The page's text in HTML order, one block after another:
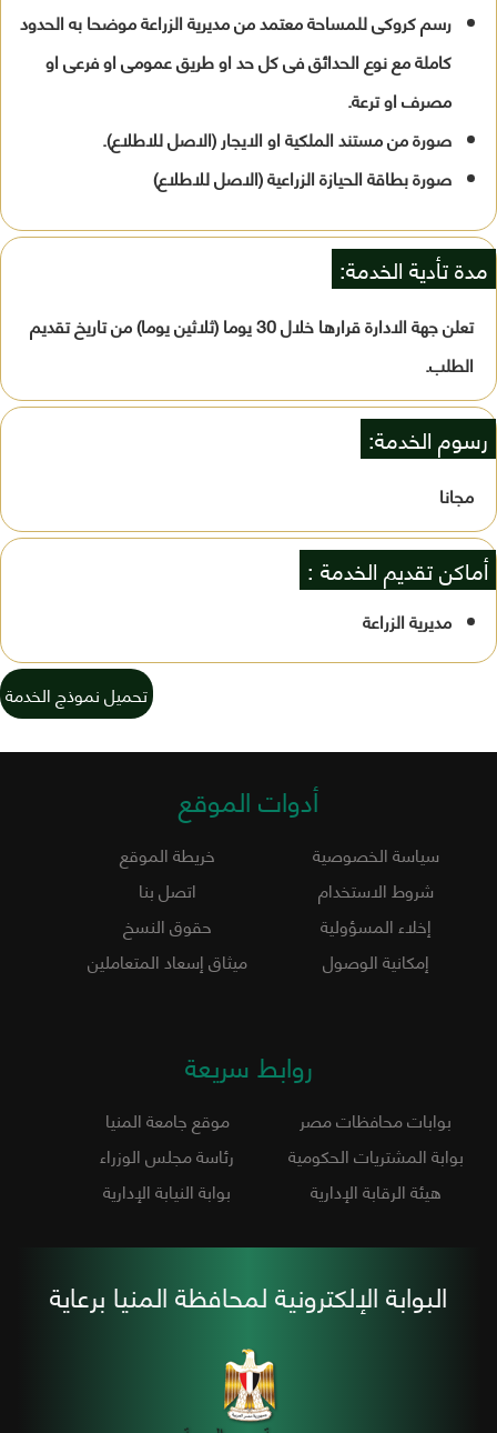
رسم كروكى للمساحة معتمد من مديرية الزراعة موضحا به الحدود
كاملة مع نوع الحدائق فى كل حد او طريق عمومى او فرعى او
مصرف او ترعة.
صورة من مستند الملكية او الايجار (الاصل للاطلاع).
صورة بطاقة الحيازة الزراعية (الاصل للاطلاع)
مدة تأدية الخدمة:
تعلن جهة الادارة قرارها خلال 30 يوما (ثلاثين يوما) من تاريخ تقديم
الطلب.
رسوم الخدمة:
مجانا
أماكن تقديم الخدمة :
مديرية الزراعة
تحميل نموذج الخدمة
أدوات الموقع
سياسة الخصوصية
خريطة الموقع
شروط الاستخدام
اتصل بنا
إخلاء المسؤولية
حقوق النسخ
إمكانية الوصول
ميثاق إسعاد المتعاملين
روابط سريعة
بوابات محافظات مصر
موقع جامعة المنيا
بوابة المشتريات الحكومية
رئاسة مجلس الوزراء
هيئة الرقابة الإدارية
بوابة النيابة الإدارية
البوابة الإلكترونية لمحافظة المنيا برعاية